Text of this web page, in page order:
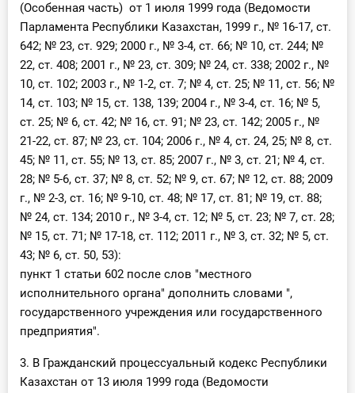
(Особенная часть) от 1 июля 1999 года (Ведомости
Парламента Республики Казахстан, 1999 г., № 16-17, ст.
642; № 23, ст. 929; 2000 г., № 3-4, ст. 66; № 10, ст. 244; №
22, ст. 408; 2001 г., № 23, ст. 309; № 24, ст. 338; 2002 г., №
10, ст. 102; 2003 г., № 1-2, ст. 7; № 4, ст. 25; № 11, ст. 56; №
14, ст. 103; № 15, ст. 138, 139; 2004 г., № 3-4, ст. 16; № 5,
ст. 25; № 6, ст. 42; № 16, ст. 91; № 23, ст. 142; 2005 г., №
21-22, ст. 87; № 23, ст. 104; 2006 г., № 4, ст. 24, 25; № 8, ст.
45; № 11, ст. 55; № 13, ст. 85; 2007 г., № 3, ст. 21; № 4, ст.
28; № 5-6, ст. 37; № 8, ст. 52; № 9, ст. 67; № 12, ст. 88; 2009
г., № 2-3, ст. 16; № 9-10, ст. 48; № 17, ст. 81; № 19, ст. 88;
№ 24, ст. 134; 2010 г., № 3-4, ст. 12; № 5, ст. 23; № 7, ст. 28;
№ 15, ст. 71; № 17-18, ст. 112; 2011 г., № 3, ст. 32; № 5, ст.
43; № 6, ст. 50, 53):
пункт 1 статьи 602 после слов "местного
исполнительного органа" дополнить словами ",
государственного учреждения или государственного
предприятия".
3. В Гражданский процессуальный кодекс Республики
Казахстан от 13 июля 1999 года (Ведомости